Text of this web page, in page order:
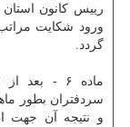
رییس کانون
ورود شکایت
گردد.
ماده ۶ -
سردفتران بطور
و نتیجه آن جهت